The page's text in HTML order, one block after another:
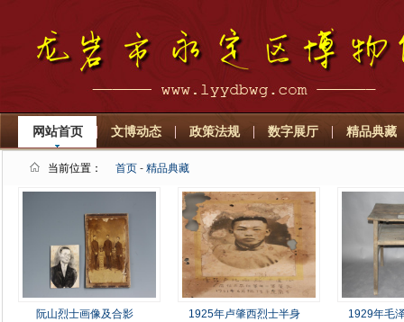
网站首页 文博动态 政策法规 数字展厅 精品典藏
当前位置： 首页 - 精品典藏
阮山烈士画像及合影 1925年卢肇西烈士半身 1929年毛